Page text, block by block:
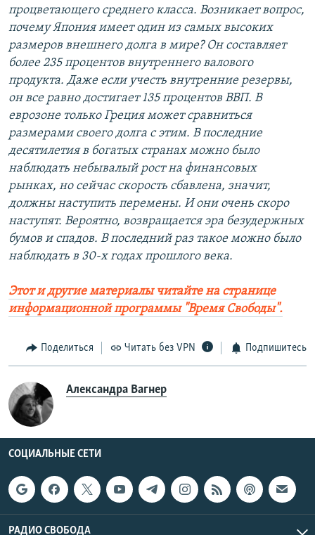
процветающего среднего класса. Возникает вопрос,
почему Япония имеет один из самых высоких
размеров внешнего долга в мире? Он составляет
более 235 процентов внутреннего валового
продукта. Даже если учесть внутренние резервы,
он все равно достигает 135 процентов ВВП. В
еврозоне только Греция может сравниться
размерами своего долга с этим. В последние
десятилетия в богатых странах можно было
наблюдать небывалый рост на финансовых
рынках, но сейчас скорость сбавлена, значит,
должны наступить перемены. И они очень скоро
наступят. Вероятно, возвращается эра безудержных
бумов и спадов. В последний раз такое можно было
наблюдать в 30-х годах прошлого века.
Этот и другие материалы читайте на странице
информационной программы "Время Свободы".
Поделиться Читать без VPN Подпишитесь
Александра Вагнер
СОЦИАЛЬНЫЕ СЕТИ
РАДИО СВОБОДА